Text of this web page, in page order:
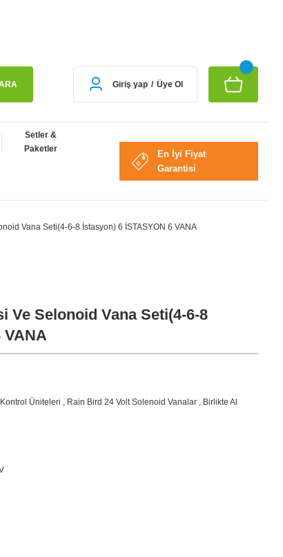
Giriş yap / Üye Ol
Setler &
Paketler
En İyi Fiyat
Garantisi
Vana Seti(4-6-8 İstasyon) 6 İSTASYON 6 VANA
Ve Selonoid Vana Seti(4-6-8
VANA
Üniteleri , Rain Bird 24 Volt Solenoid Vanalar , Birlikte Al